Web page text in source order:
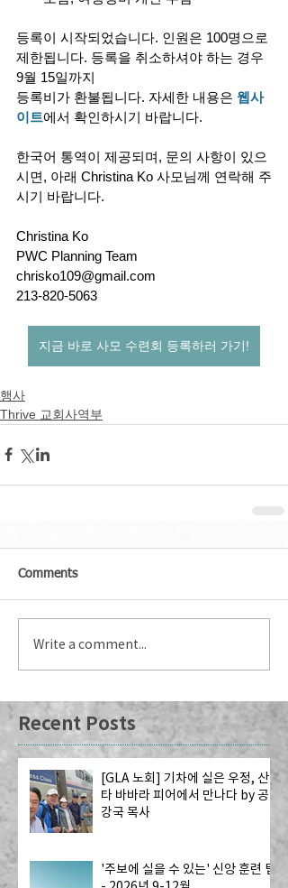
등록이 시작되었습니다. 인원은 100명으로
제한됩니다. 등록을 취소하셔야 하는 경우
9월 15일까지
등록비가 환불됩니다. 자세한 내용은 웹사
이트에서 확인하시기 바랍니다.
한국어 통역이 제공되며, 문의 사항이 있으
시면, 아래 Christina Ko 사모님께 연락해 주
시기 바랍니다.
Christina Ko
PWC Planning Team
chrisko109@gmail.com
213-820-5063
지금 바로 사모 수련회 등록하러 가기!
행사
Thrive 교회사역부
Comments
Write a comment...
Recent Posts
[GLA 노회] 기차에 실은 우정, 산
타 바바라 피어에서 만나다 by 공
강국 목사
'주보에 실을 수 있는' 신앙 훈련 팁